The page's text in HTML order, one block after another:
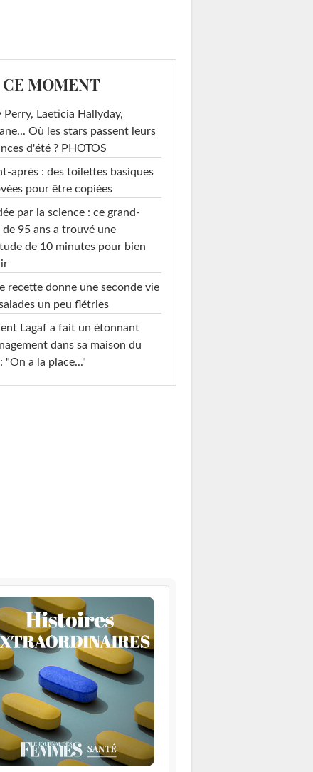
MOMENT
Perry, Laeticia Hallyday,
Où les stars passent leurs
d'été ? PHOTOS
après : des toilettes basiques
pour être copiées
par la science : ce grand-
de 95 ans a trouvé une
de 10 minutes pour bien
recette donne une seconde vie
un peu flétries
Lagaf a fait un étonnant
dans sa maison du
"On a la place..."